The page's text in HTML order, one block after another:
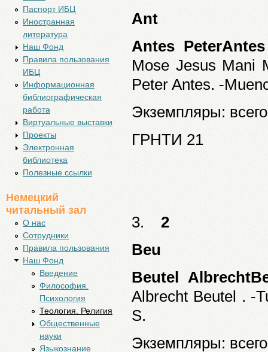
Ant
Antes
Mose Jesus Mani
Peter Antes. -
Экземпляры:
ГРНТИ 21
3. 2
Beu
Beutel
Albrecht Beutel . -
S.
Экземпляры:
Паспорт ИБЦ
Иностранная
литература
Наш Фонд
Правила пользования
ИБЦ
Информационная
библиографическая
работа
Виртуальные выставки
Проекты
Электронная
библиотека
Полезные ссылки
Немецкий
читальный зал
О нас
Cотрудники
Правила пользования
Наш Фонд
Введение
Философия.
Психология
Теология. Религия
Общественные
науки
Языкознание